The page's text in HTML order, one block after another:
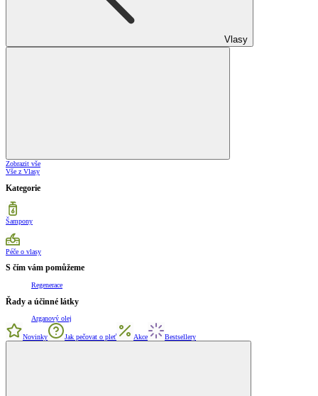
Vlasy
Zobrazit vše
Vše z Vlasy
Kategorie
Šampony
Péče o vlasy
S čím vám pomůžeme
Regenerace
Řady a účinné látky
Arganový olej
Novinky Jak pečovat o pleť Akce Bestsellery